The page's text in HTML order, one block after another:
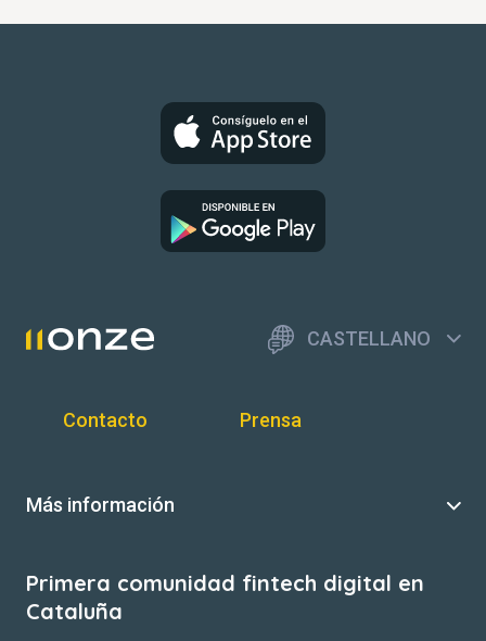
CASTELLANO
Contacto Prensa
Más información
Primera comunidad fintech digital en
Cataluña